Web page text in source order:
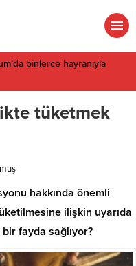
isyanı: Mandalinci hakkında
tüketmek
hakkında önemli
ilişkin uyarıda
bir fayda sağlıyor?